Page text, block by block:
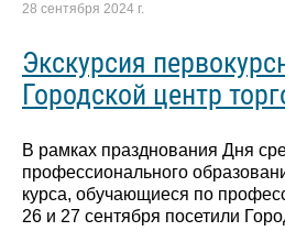
28 сентября 2024 г.
Экскурсия
Городской центр
В рамках празднования Дня
профессионального
курса, обучающиеся по
26 и 27 сентября посетили